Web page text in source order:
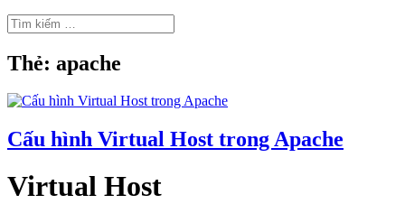
Tìm
kiếm
cho:
Thẻ: apache
Cấu hình Virtual Host trong Apache
Virtual Host